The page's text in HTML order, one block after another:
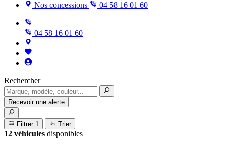
Nos concessions
04 58 16 01 60
04 58 16 01 60
Rechercher
Recevoir une alerte
Filtrer 1 Trier
12 véhicules disponibles